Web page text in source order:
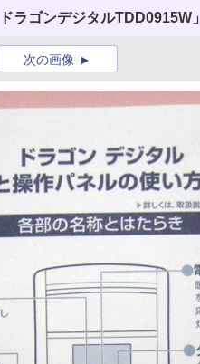
ラゴンデジタルTDD0915W」
次の画像